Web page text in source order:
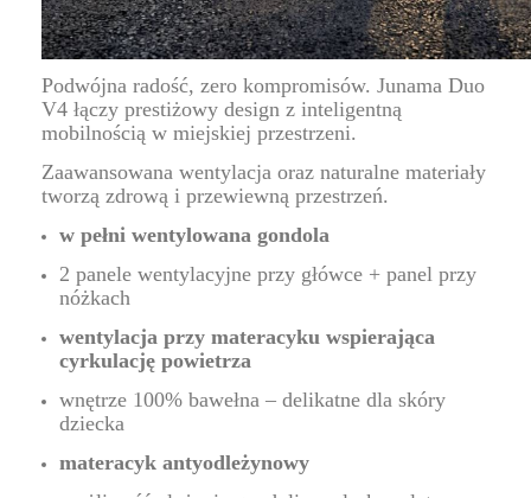
Podwójna radość, zero kompromisów. Junama Duo
V4 łączy prestiżowy design z inteligentną
mobilnością w miejskiej przestrzeni.
Zaawansowana wentylacja oraz naturalne materiały
tworzą zdrową i przewiewną przestrzeń.
w pełni wentylowana gondola
2 panele wentylacyjne przy główce + panel przy
nóżkach
wentylacja przy materacyku wspierająca
cyrkulację powietrza
wnętrze 100% bawełna – delikatne dla skóry
dziecka
materacyk antyodleżynowy